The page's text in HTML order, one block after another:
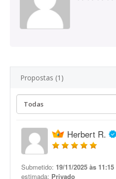
Propostas (1)
Herbert R.
Submetido: 19/11/2025 às 11:15
estimada: Privado